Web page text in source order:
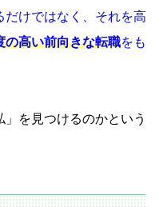
だけではなく、それを高
の高い前向きな転職をも
を見つけるのかという